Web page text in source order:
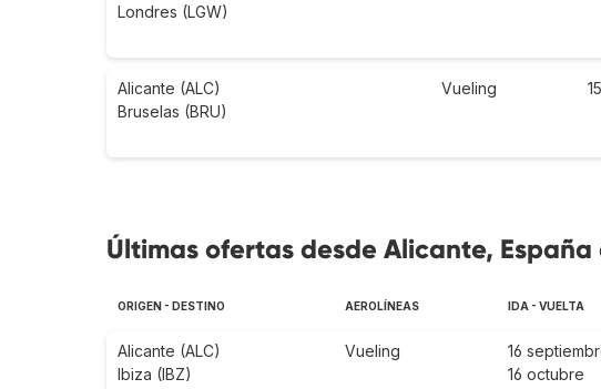
Londres (LGW)
Alicante (ALC)
Bruselas (BRU)
Vueling
Últimas ofertas desde Alicante,
ORIGEN - DESTINO AEROLÍNEAS IDA - VUELTA
Alicante (ALC)
Ibiza (IBZ)
Vueling
16
16 octubre